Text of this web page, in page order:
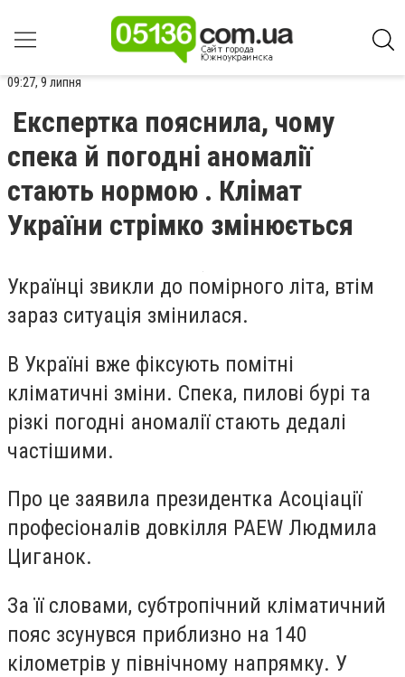
09:27, 9 липня
Експертка пояснила, чому
спека й погодні аномалії
стають нормою . Клімат
України стрімко змінюється
Українці звикли до помірного літа, втім
зараз ситуація змінилася.
В Україні вже фіксують помітні
кліматичні зміни. Спека, пилові бурі та
різкі погодні аномалії стають дедалі
частішими.
Про це заявила президентка Асоціації
професіоналів довкілля PAEW Людмила
Циганок.
За її словами, субтропічний кліматичний
пояс зсунувся приблизно на 140
кілометрів у північному напрямку. У